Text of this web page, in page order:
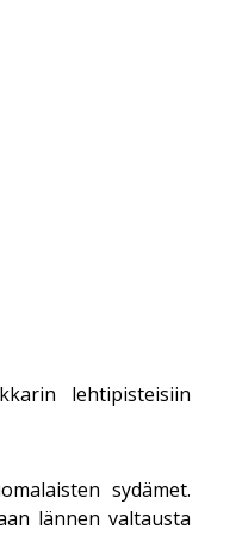
lehtipisteisiin
sydämet.
lännen valtausta